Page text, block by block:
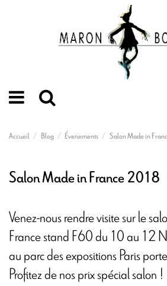
Accueil Blog Évenements Salon Made in
Salon Made in France 2018
Venez-nous rendre visite sur le
France stand F60 du 10 au 12
au parc des expositions Paris
Profitez de nos prix spécial salon !